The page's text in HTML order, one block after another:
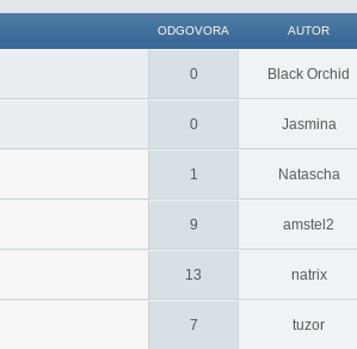
ODGOVORA AUTOR
0 Black Orchid
0 Jasmina
1 Natascha
9 amstel2
13 natrix
7 tuzor